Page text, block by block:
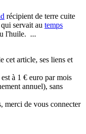
récipient de terre cuite
qui servait au temps
l'huile. ...
cet article, ses liens et
à 1 € euro par mois
annuel), sans
merci de vous connecter